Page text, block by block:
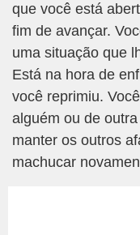
que você está
fim de avançar.
uma situação que
Está na hora de
você reprimiu.
alguém ou de
manter os outros
machucar